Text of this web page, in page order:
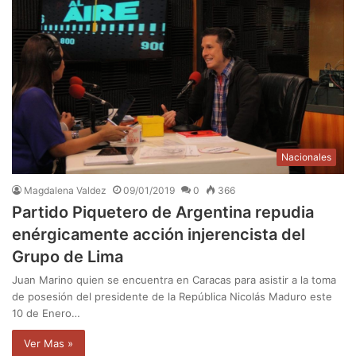
Nacionales
Magdalena Valdez 09/01/2019 0 366
Partido Piquetero de Argentina repudia
enérgicamente acción injerencista del
Grupo de Lima
Juan Marino quien se encuentra en Caracas para asistir a la toma
de posesión del presidente de la República Nicolás Maduro este
10 de Enero…
Ver Mas »